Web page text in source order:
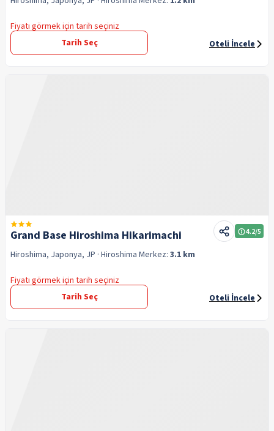
Fiyatı görmek için tarih seçiniz
Tarih Seç
Oteli İncele
Grand Base Hiroshima Hikarimachi 4.2/5
Hiroshima, Japonya, JP · Hiroshima Merkez: 3.1 km
Fiyatı görmek için tarih seçiniz
Tarih Seç
Oteli İncele